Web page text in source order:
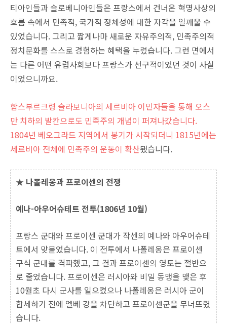
티아인들과 슬로베니아인들은 프랑스에서 건너온 혁명사상의
흐름 속에서 민족적, 국가적 정체성에 대한 자각을 일깨울 수
있었습니다. 그리고 짧게나마 새로운 자유주의적, 민족주의적
정치문화를 스스로 경험하는 혜택을 누렸습니다. 그런 면에서
는 다른 어떤 유럽사회보다 프랑스가 선구적이었던 것이 사실
이었으니까요.
합스부르크령 슬라보니아의 세르비아 이민자들을 통해 오스
만 치하의 발칸으로도 민족주의 개념이 퍼져나갔습니다.
1804년 베오그라드 지역에서 봉기가 시작되더니 1815년에는
세르비아 전체에 민족주의 운동이 확산됐습니다.
★ 나폴레옹과 프로이센의 전쟁
예나-아우어슈테트 전투(1806년 10월)
프랑스 군대와 프로이센 군대가 작센의 예나와 아우어슈테
트에서 맞붙었습니다. 이 전투에서 나폴레옹은 프로이센
구식 군대를 격파했고, 그 결과 프로이센의 영토는 절반으
로 줄었습니다. 프로이센은 러시아와 비밀 동맹을 맺은 후
10월초 다시 군사를 일으켰으나 나폴레옹은 러시아 군이
합세하기 전에 엘베 강을 차단하고 프로이센군을 무너뜨렸
습니다.